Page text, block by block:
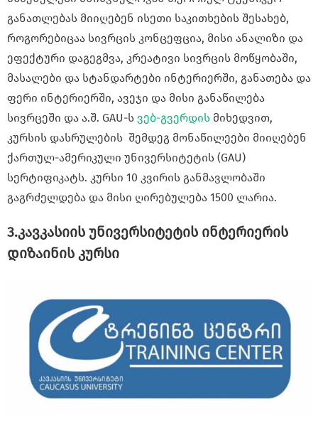
განათლებას მიიღებენ ისეთი საკითხების შესახებ,
როგორებიცაა სივრცის კონცეფცია, მისი ანალიზი და
ეფექტური დაგეგმვა, კრეატივი სივრცის მოწყობაში,
მასალები და სტანდარტები ინტერიერში, განათება და
ფერი ინტერიერში, ავეჯი და მისი განაწილება
სივრცეში და ა.შ. GAU-ს ვებ-გვერდის მიხედვით,
კურსის დასრულების შემდეგ მონაწილეები მიიღებენ
ქართულ-ამერიკული უნივერსიტეტის (GAU)
სერტიფიკატს. კურსი 10 კვირის განმავლობაში
გაგრძელდება და მისი ღირებულება 1500 ლარია.
3.კავკასიის უნივერსიტეტის ინტერიერის
დიზაინის კურსი